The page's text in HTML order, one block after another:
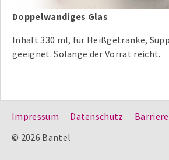
Doppelwandiges Glas
Inhalt 330 ml, für Heißgetränke,
geeignet. Solange der Vorrat reicht.
Impressum Datenschutz
© 2026 Bantel